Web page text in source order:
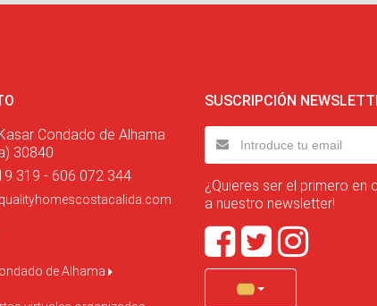
Condado de Alhama
30840
319 - 606 072 344
de Alhama
SUSCRIPCIÓN
¿Quieres ser el primero en
a nuestro newsletter!